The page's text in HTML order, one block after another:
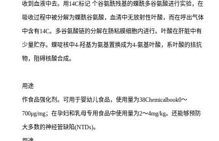
收到血液中去。用14C标记 个谷氨酰残基的蝶酰多谷氨酸进行实验，在
吸收过程中被分解为蝶酰谷氨酸，血清中无放射性叶酸，而在呼出气体
中含有14C。多谷氨酸链的分解在肠粘膜细胞内进行。叶酸在肝脏中有
少量贮存。蝶啶核中4-羟基为氨基置换成为4-氨基叶酸，系叶酸的拮抗
物，阻碍核酸合成。
用途
作食品强化剂。可用于婴幼儿食品，使用量为38Chemicalbook0～
700μg/mg；在孕妇和乳母专用食品中使用量为2～4mg/kg。还能够预防
大多数的神经管缺陷(NTDs)。